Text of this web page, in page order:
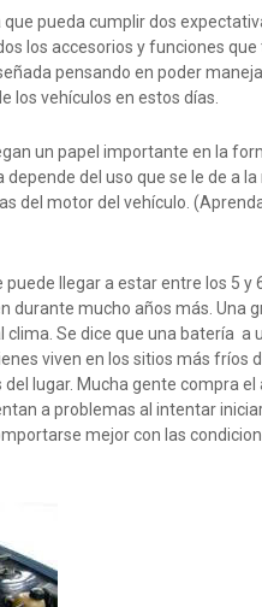
que pueda cumplir dos
los accesorios y funciones
pensando en poder
los vehículos en estos días.
un papel importante en la
del uso que se le de a
del motor del vehículo.
puede llegar a estar entre los 5
durante mucho años más. Una
Se dice que una batería a
viven en los sitios más fríos
lugar. Mucha gente compra
a problemas al intentar
mejor con las